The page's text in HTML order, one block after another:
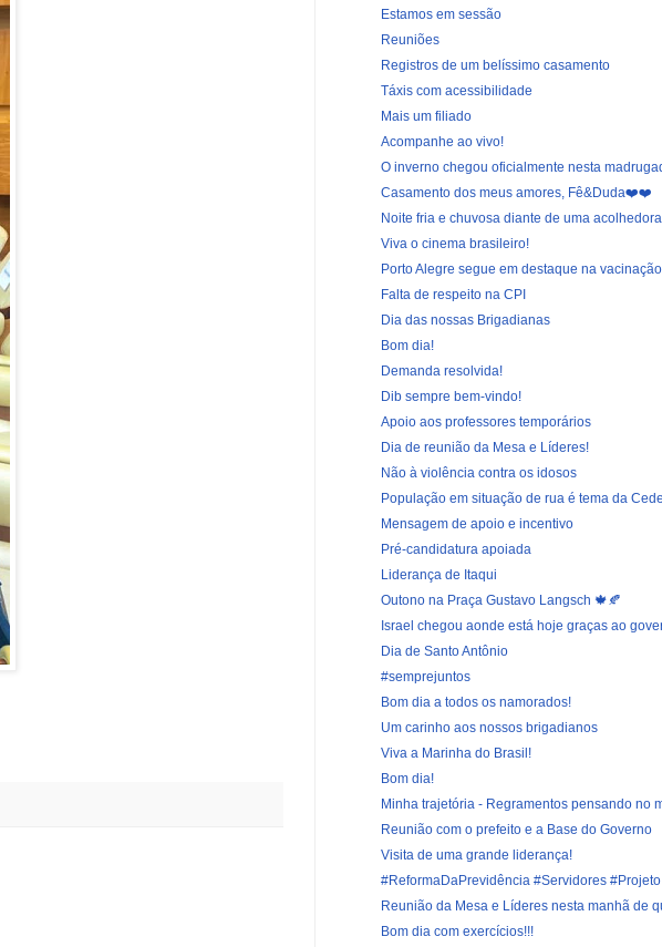
Estamos em sessão
Reuniões
Registros de um belíssimo casamento
Táxis com acessibilidade
Mais um filiado
Acompanhe ao vivo!
O inverno chegou oficialmente nesta
Casamento dos meus amores, Fê&Duda❤️❤️
Noite fria e chuvosa diante de uma
Viva o cinema brasileiro!
Porto Alegre segue em destaque na
Falta de respeito na CPI
Dia das nossas Brigadianas
Bom dia!
Demanda resolvida!
Dib sempre bem-vindo!
Apoio aos professores temporários
Dia de reunião da Mesa e Líderes!
Não à violência contra os idosos
População em situação de rua é tema da
Mensagem de apoio e incentivo
Pré-candidatura apoiada
Liderança de Itaqui
Outono na Praça Gustavo Langsch 🍁🍂
Israel chegou aonde está hoje graças ao
Dia de Santo Antônio
#semprejuntos
Bom dia a todos os namorados!
Um carinho aos nossos brigadianos
Viva a Marinha do Brasil!
Bom dia!
Minha trajetória - Regramentos pensando no
Reunião com o prefeito e a Base do Governo
Visita de uma grande liderança!
#ReformaDaPrevidência #Servidores #Projeto
Reunião da Mesa e Líderes nesta manhã de
Bom dia com exercícios!!!